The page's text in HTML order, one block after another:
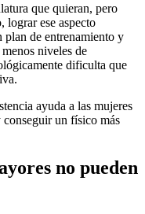
que quieran, pero
lograr ese aspecto
de entrenamiento y
niveles de
dificulta que
ayuda a las mujeres
un físico más
no pueden